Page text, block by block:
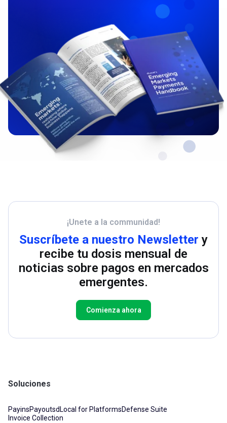
¡Unete a la communidad!
Suscríbete a nuestro Newsletter y
recibe tu dosis mensual de
noticias sobre pagos en mercados
emergentes.
Comienza ahora
Soluciones
PayinsPayoutsdLocal for PlatformsDefense Suite
Invoice Collection